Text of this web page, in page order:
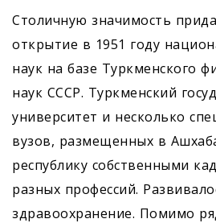
Столичную значимость
открытие в 1951 году
наук на базе Туркменского
наук СССР. Туркменский
университет и несколько
вузов, размещенных в
республику собственными
разных профессий.
здравоохранение. Помимо